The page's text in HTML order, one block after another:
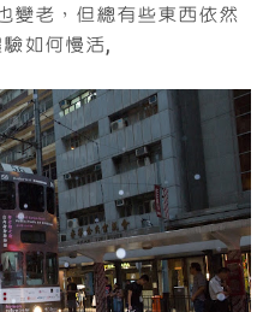
變老，但總有些東西依然
如何慢活,